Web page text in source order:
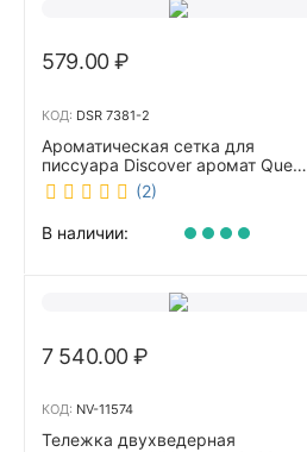
579.00₽
КОД: DSR 7381-2
Ароматическая сетка для
писсуара Discover аромат Queen
DSR 7381-2 (2)
В наличии:
7 540.00₽
КОД: NV-11574
Тележка двухведерная